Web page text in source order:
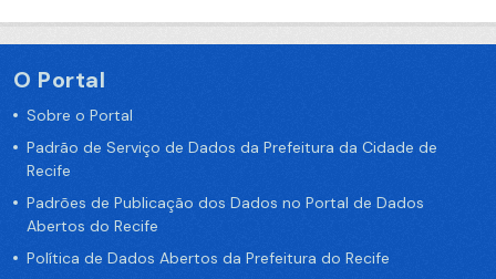
O Portal
Sobre o Portal
Padrão de Serviço de Dados da Prefeitura da Cidade de
Recife
Padrões de Publicação dos Dados no Portal de Dados
Abertos do Recife
Política de Dados Abertos da Prefeitura do Recife